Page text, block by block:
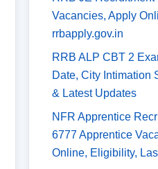
Vacancies, Apply
rrbapply.gov.in
RRB ALP CBT 2
Date, City Intimation
& Latest Updates
NFR Apprentice
6777 Apprentice
Online, Eligibility,